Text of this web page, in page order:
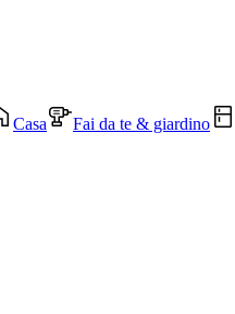
Casa Fai da te & giardino